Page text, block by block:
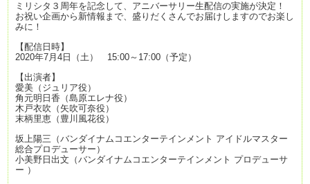
ミリシタ３周年を記念して、アニバーサリー生配信の実施が決定！
お祝い企画から新情報まで、盛りだくさんでお届けしますのでお楽し
みに！
【配信日時】
2020年7月4日（土） 15:00～17:00（予定）
【出演者】
愛美（ジュリア役）
角元明日香（島原エレナ役）
木戸衣吹（矢吹可奈役）
末柄里恵（豊川風花役）
坂上陽三（バンダイナムコエンターテインメント アイドルマスター
総合プロデューサー）
小美野日出文（バンダイナムコエンターテインメント プロデューサ
ー ）